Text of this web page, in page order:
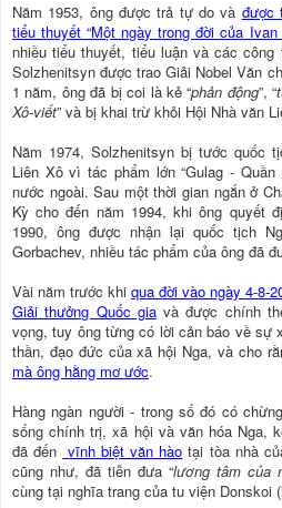
Năm 1953, ông được trả tự do và được
tiểu thuyết “Một ngày trong đời của Ivan
nhiều tiểu thuyết, tiểu luận và các
Solzhenitsyn được trao Giải Nobel Văn
1 năm, ông đã bị coi là kẻ “phản động”, “
Xô-viết” và bị khai trừ khỏi Hội Nhà văn
Năm 1974, Solzhenitsyn bị tước quốc
Liên Xô vì tác phẩm lớn “Gulag -
nước ngoài. Sau một thời gian ngắn ở
Kỳ cho đến năm 1994, khi ông quyết
1990, ông được nhận lại quốc tịch
Gorbachev, nhiều tác phẩm của ông đã
Vài năm trước khi qua đời vào ngày 4-8-
Giải thưởng Quốc giavà được chính
vọng, tuy ông từng có lời cản báo về sự
thần, đạo đức của xã hội Nga, và cho
mà ông hằng mơ ước.
Hàng ngàn người - trong số đó có
sống chính trị, xã hội và văn hóa Nga,
đã đến vĩnh biệt văn hào tại tòa nhà
cũng như, đã tiễn đưa “lương tâm của
cùng tại nghĩa trang của tu viện Donskoi